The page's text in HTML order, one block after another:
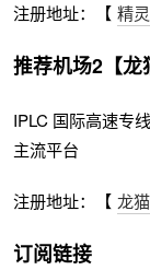
注册地址：【 精
推荐机场2【龙
IPLC 国际高速专
主流平台
注册地址：【 龙
订阅链接